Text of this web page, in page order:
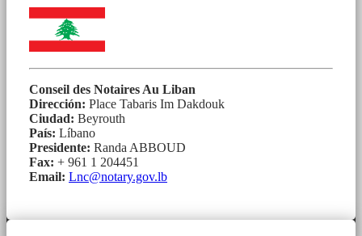
Conseil des Notaires Au Liban
Dirección: Place Tabaris Im Dakdouk
Ciudad: Beyrouth
País: Líbano
Presidente: Randa ABBOUD
Fax: + 961 1 204451
Email: Lnc@notary.gov.lb